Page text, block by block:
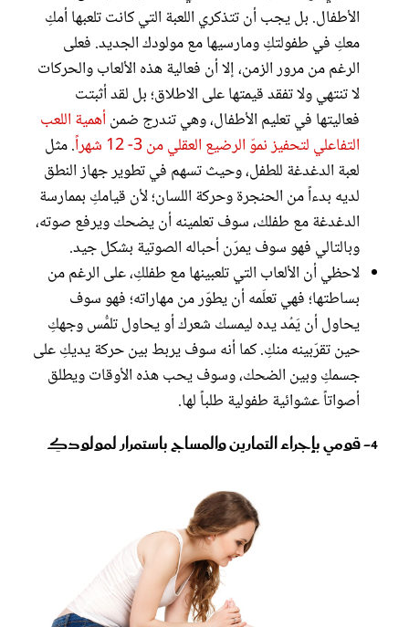
الأطفال. بل يجب أن تتذكري اللعبة التي كانت تلعبها أمكِ
معكِ في طفولتكِ ومارسيها مع مولودك الجديد. فعلى
الرغم من مرور الزمن، إلا أن فعالية هذه الألعاب والحركات
لا تنتهي ولا تفقد قيمتها على الاطلاق؛ بل لقد أثبتت
فعاليتها في تعليم الأطفال، وهي تندرج ضمنأهمية اللعب
التفاعلي لتحفيز نموّ الرضيع العقلي من 3- 12 شهراً
. مثل
لعبة الدغدغة للطفل، وحيث تسهم في تطوير جهاز النطق
لديه بدءاً من الحنجرة وحركة اللسان؛ لأن قيامكِ بممارسة
الدغدغة مع طفلك، سوف تعلمينه أن يضحك ويرفع صوته،
وبالتالي فهو سوف يمرّن أحباله الصوتية بشكل جيد.
لاحظي أن الألعاب التي تلعبينها مع طفلكِ، على الرغم من
بساطتها؛ فهي تعلّمه أن يطوّر من مهاراته؛ فهو سوف
يحاول أن يَمُد يده ليمسك شعرك أو يحاول تلمُّس وجهكِ
حين تقرّبينه منكِ. كما أنه سوف يربط بين حركة يديكِ على
جسمكِ وبين الضحك، وسوف يحب هذه الأوقات ويطلق
أصواتاً عشوائية طفولية طلباً لها.
4- قومي بإجراء التمارين والمساج باستمرار لمولودكِ